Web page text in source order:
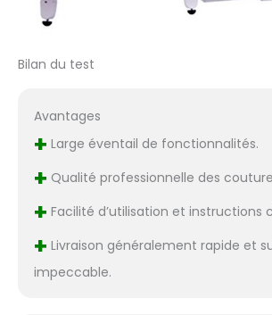
Bilan du test
Avantages
+ Large éventail de fonctionnalités.
+ Qualité professionnelle des
+ Facilité d’utilisation et instructions
+ Livraison généralement rapide et
impeccable.